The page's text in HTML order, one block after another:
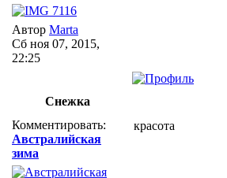
Автор Marta
Сб ноя 07, 2015,
22:25
Снежка
Комментировать:
Австралийская
зима
красота